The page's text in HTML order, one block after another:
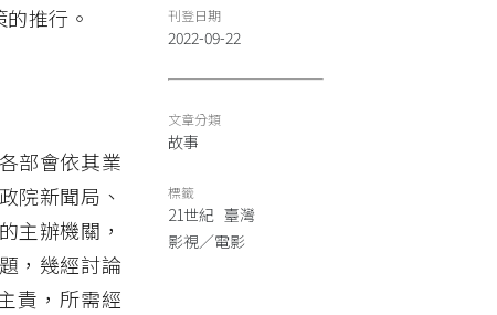
推行。
部會依其業
院新聞局、
主辦機關，
，幾經討論
責，所需經
刊登日期
2022-09-22
文章分類
故事
標籤
21世紀 臺灣
影視／電影